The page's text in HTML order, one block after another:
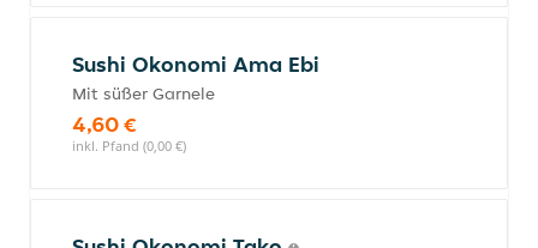
Sushi Okonomi Ama Ebi
Mit süßer Garnele
4,60 €
inkl. Pfand (0,00 €)